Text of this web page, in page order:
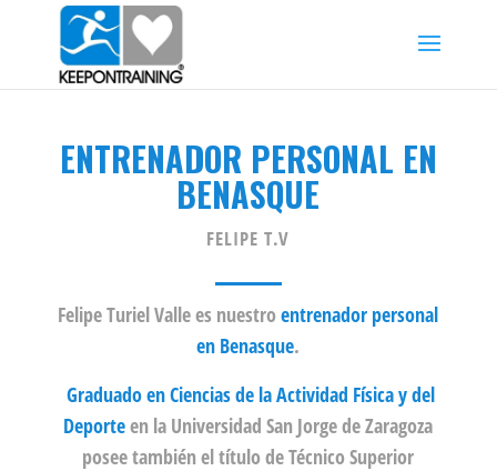
ENTRENADOR PERSONAL EN
BENASQUE
FELIPE T.V
Felipe Turiel Valle es nuestroentrenador personal
en Benasque.
Graduado en Ciencias de la Actividad Física y del
Deporteen la Universidad San Jorge de Zaragoza
posee también el título de Técnico Superior